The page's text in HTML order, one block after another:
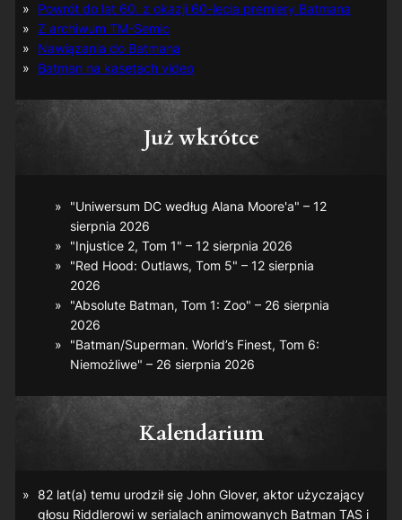
Powrót do lat 60. z okazji 60-lecia premiery Batmana
Z archiwum TM-Semic
Nawiązania do Batmana
Batman na kasetach video
Już wkrótce
"Uniwersum DC według Alana Moore'a" – 12
sierpnia 2026
"Injustice 2, Tom 1" – 12 sierpnia 2026
"Red Hood: Outlaws, Tom 5" – 12 sierpnia
2026
"Absolute Batman, Tom 1: Zoo" – 26 sierpnia
2026
"Batman/Superman. World’s Finest, Tom 6:
Niemożliwe" – 26 sierpnia 2026
Kalendarium
82 lat(a) temu urodził się John Glover, aktor użyczający
głosu Riddlerowi w serialach animowanych Batman TAS i